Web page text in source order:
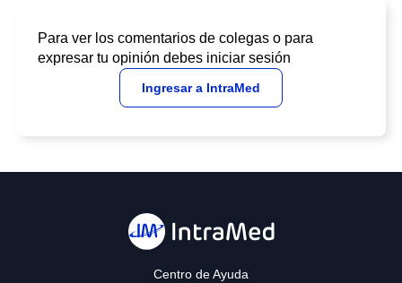
Para ver los comentarios de colegas o para
expresar tu opinión debes iniciar sesión
Ingresar a IntraMed
Centro de Ayuda